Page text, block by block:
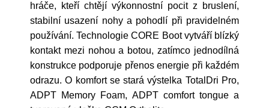
hráče, kteří chtějí výkonnostní pocit z bruslení,
stabilní usazení nohy a pohodlí při pravidelném
používání. Technologie CORE Boot vytváří blízký
kontakt mezi nohou a botou, zatímco jednodílná
konstrukce podporuje přenos energie při každém
odrazu. O komfort se stará výstelka TotalDri Pro,
ADPT Memory Foam, ADPT comfort tongue a